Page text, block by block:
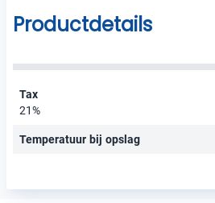
Productdetails
Tax
21%
Temperatuur bij opslag